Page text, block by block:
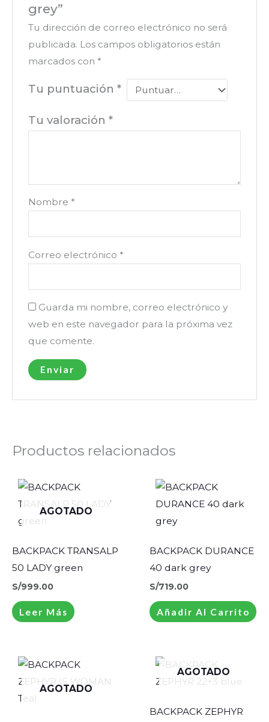
grey”
Tu dirección de correo electrónico no será
publicada. Los campos obligatorios están
marcados con *
Tu puntuación *
Tu valoración *
Nombre *
Correo electrónico *
Guarda mi nombre, correo electrónico y
web en este navegador para la próxima vez
que comente.
Productos relacionados
AGOTADO
BACKPACK TRANSALP
50 LADY green
S/999.00
Leer Más
BACKPACK DURANCE
40 dark grey
S/719.00
Añadir Al Carrito
AGOTADO
AGOTADO
BACKPACK ZEPHYR